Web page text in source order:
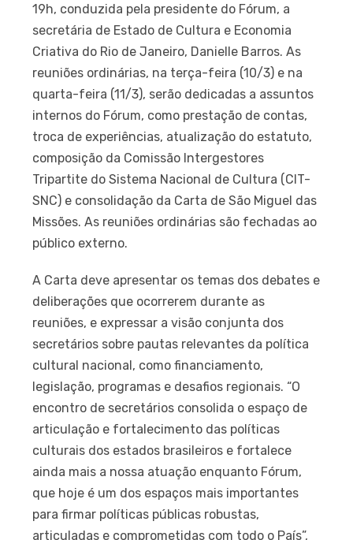
19h, conduzida pela presidente do Fórum, a
secretária de Estado de Cultura e Economia
Criativa do Rio de Janeiro, Danielle Barros. As
reuniões ordinárias, na terça-feira (10/3) e na
quarta-feira (11/3), serão dedicadas a assuntos
internos do Fórum, como prestação de contas,
troca de experiências, atualização do estatuto,
composição da Comissão Intergestores
Tripartite do Sistema Nacional de Cultura (CIT-
SNC) e consolidação da Carta de São Miguel das
Missões. As reuniões ordinárias são fechadas ao
público externo.
A Carta deve apresentar os temas dos debates e
deliberações que ocorrerem durante as
reuniões, e expressar a visão conjunta dos
secretários sobre pautas relevantes da política
cultural nacional, como financiamento,
legislação, programas e desafios regionais. “O
encontro de secretários consolida o espaço de
articulação e fortalecimento das políticas
culturais dos estados brasileiros e fortalece
ainda mais a nossa atuação enquanto Fórum,
que hoje é um dos espaços mais importantes
para firmar políticas públicas robustas,
articuladas e comprometidas com todo o País”,